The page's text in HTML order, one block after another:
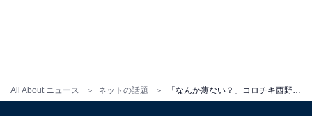
All About ニュース ネットの話題